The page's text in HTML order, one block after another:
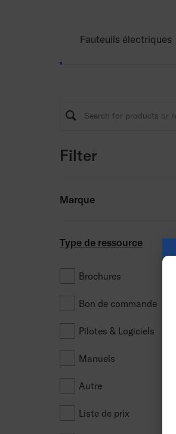
Fauteuils électriques
Filter
Marque
Type de ressource
Brochures
Bon de commande
Pilotes & Logiciels
Manuels
Autre
Liste de prix